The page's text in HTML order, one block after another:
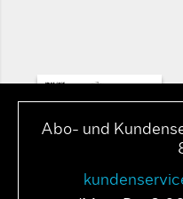
Abo- und